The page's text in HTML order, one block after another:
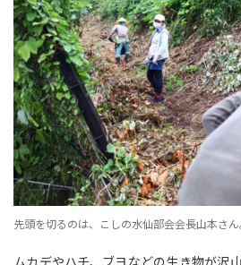
先頭を切るのは、こしの水仙部会会長山本さ